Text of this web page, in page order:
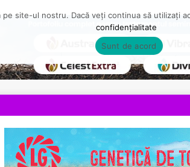
site-ul nostru. Dacă veți continua să utilizați
confidențialitate
Sunt de acord